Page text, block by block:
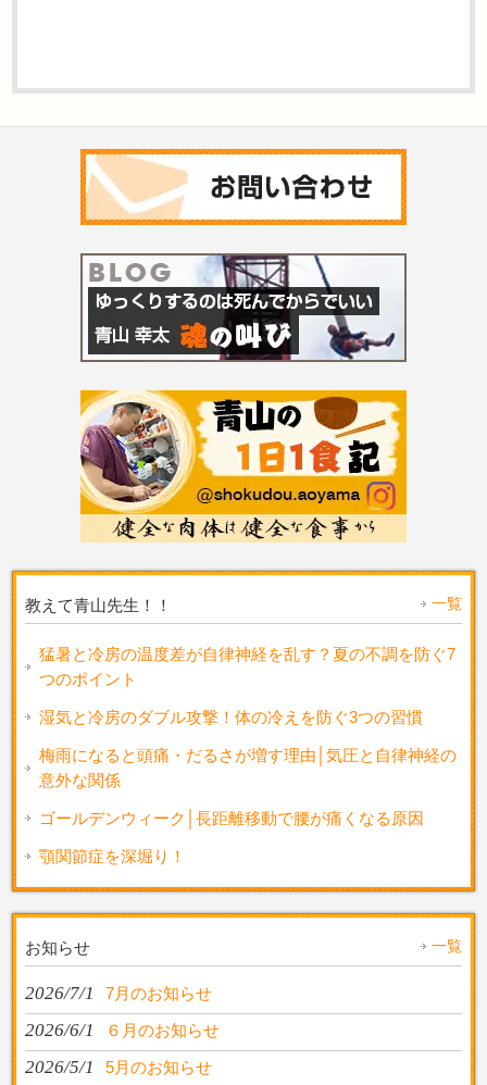
教えて青山先生！！ 一覧
猛暑と冷房の温度差が自律神経を乱す？夏の不調を防ぐ7
つのポイント
湿気と冷房のダブル攻撃！体の冷えを防ぐ3つの習慣
梅雨になると頭痛・だるさが増す理由│気圧と自律神経の
意外な関係
ゴールデンウィーク│長距離移動で腰が痛くなる原因
顎関節症を深堀り！
お知らせ 一覧
2026/7/1 7月のお知らせ
2026/6/1 ６月のお知らせ
2026/5/1 5月のお知らせ